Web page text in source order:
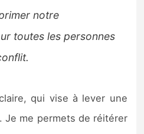
notre
toutes les personnes
qui vise à lever une
Je me permets de réitérer